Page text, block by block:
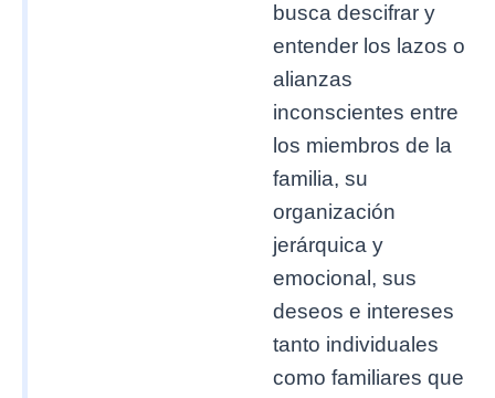
busca descifrar y
entender los lazos o
alianzas
inconscientes entre
los miembros de la
familia, su
organización
jerárquica y
emocional, sus
deseos e intereses
tanto individuales
como familiares que